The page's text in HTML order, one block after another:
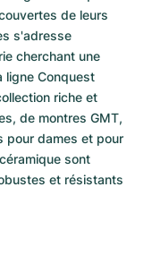
de leurs
s'adresse
cherchant une
ligne Conquest
riche et
de montres GMT,
pour dames et pour
sont
et résistants